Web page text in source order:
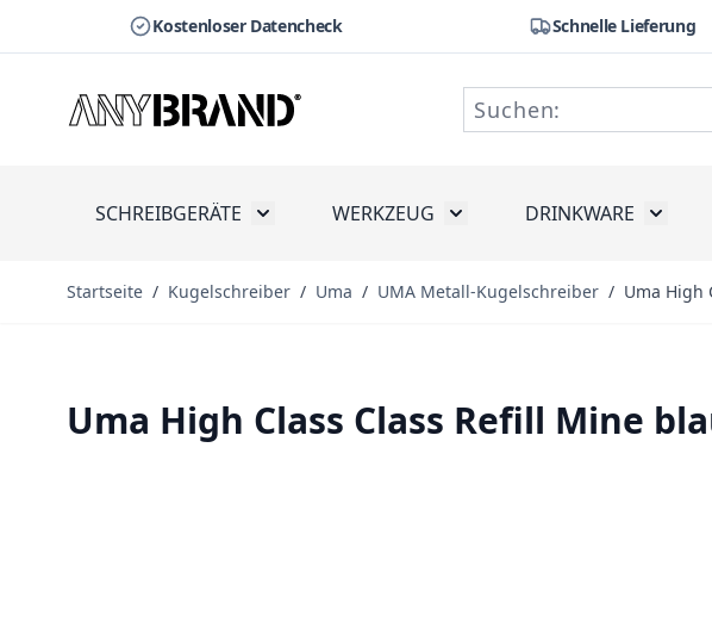
Kostenloser Datencheck Schnelle Lieferung
SCHREIBGERÄTE Toggle submenu for Schreibgeräte
WERKZEUG Toggle submenu for Werkzeug
DRINKWARE
Startseite / Kugelschreiber / Uma / UMA Metall-Kugelschreiber / Uma High
Uma High Class Class Refill Mine